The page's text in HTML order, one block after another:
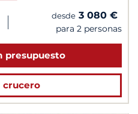
| desde 3 080 €
para 2 personas
presupuesto
crucero